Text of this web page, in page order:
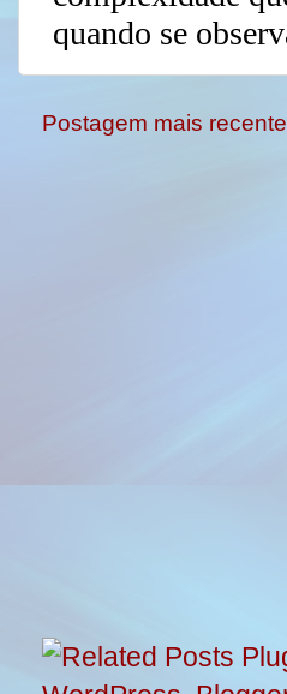
Postagem mais recente